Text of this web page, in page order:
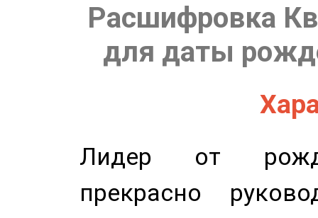
Расшифровка
для даты
Лидер от
прекрасно